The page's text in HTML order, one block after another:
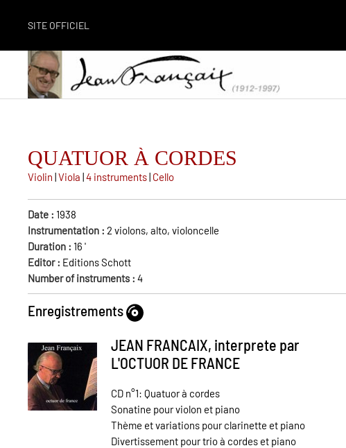
SITE OFFICIEL
QUATUOR À CORDES
Violin |Viola |4 instruments| Cello
Date : 1938
Instrumentation : 2 violons, alto, violoncelle
Duration : 16 '
Editor : Editions Schott
Number of instruments : 4
Enregistrements
JEAN FRANCAIX, interprete par
L'OCTUOR DE FRANCE
CD n°1: Quatuor à cordes
Sonatine pour violon et piano
Thème et variations pour clarinette et piano
Divertissement pour trio à cordes et piano